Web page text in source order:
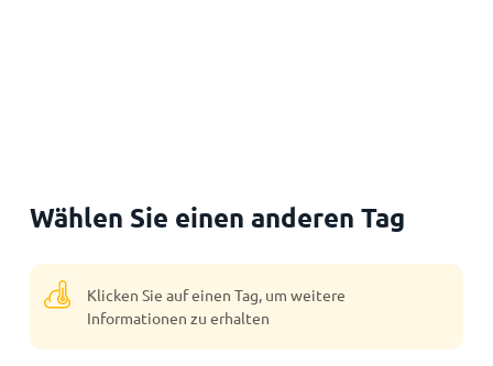
Wählen Sie einen anderen Tag
Klicken Sie auf einen Tag, um weitere
Informationen zu erhalten